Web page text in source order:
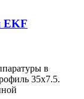
EKF
в
35х7.5.